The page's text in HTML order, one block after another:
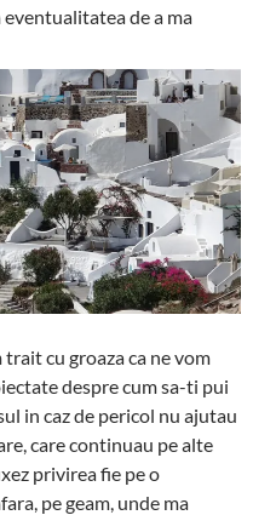
eventualitatea de a ma
cu groaza ca ne vom
despre cum sa-ti pui
in caz de pericol nu ajutau
care continuau pe alte
privirea fie pe o
pe geam, unde ma